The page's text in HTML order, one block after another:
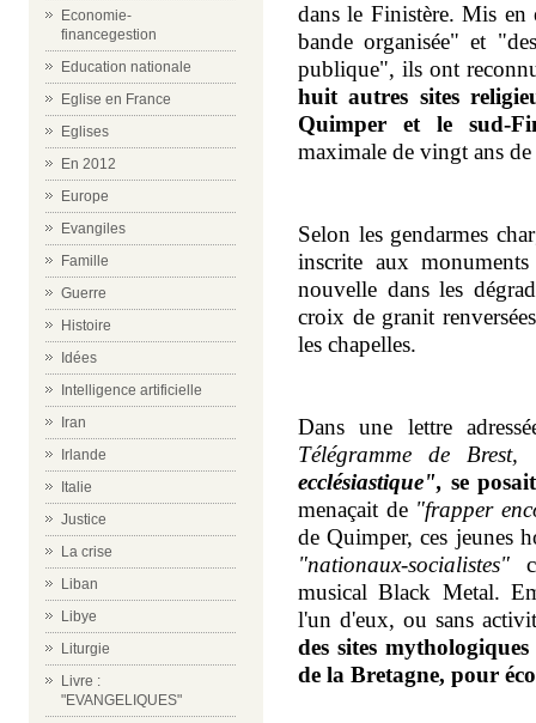
Economie-
financegestion
Education nationale
Eglise en France
Eglises
En 2012
Europe
Evangiles
Famille
Guerre
Histoire
Idées
Intelligence artificielle
Iran
Irlande
Italie
Justice
La crise
Liban
Libye
Liturgie
Livre :
"EVANGELIQUES"
dans le Finistère. Mis
bande organisée" et
publique", ils ont
huit autres sites
Quimper et le sud-
maximale de vingt ans
Selon les gendarmes
inscrite aux
nouvelle dans les
croix de granit
les chapelles.
Dans une lettre
Télégramme de Brest,
ecclésiastique", se
menaçait de "frapper
deQuimper, ces jeunes
"nationaux-socialistes"
musical Black Metal.
l'un d'eux, ou sans
des sites
de la Bretagne, pour